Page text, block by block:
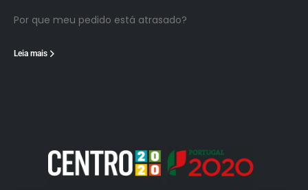
Por que meu pedido está atrasado?
Leia mais